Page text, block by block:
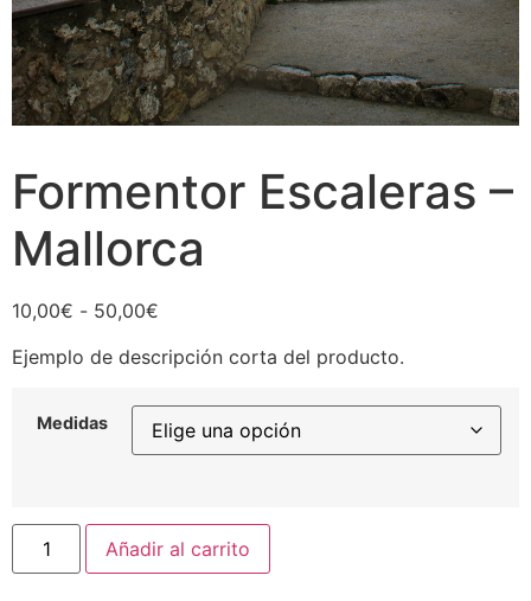
Formentor Escaleras –
Mallorca
10,00€ - 50,00€
precios:
10,00€
hasta
Ejemplo de descripción corta del producto.
Medidas
Formentor
Escaleras
-
Añadir al carrito